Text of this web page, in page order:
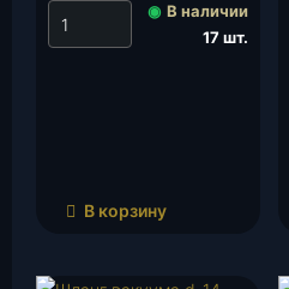
◉ В наличии
17 шт.
В корзину